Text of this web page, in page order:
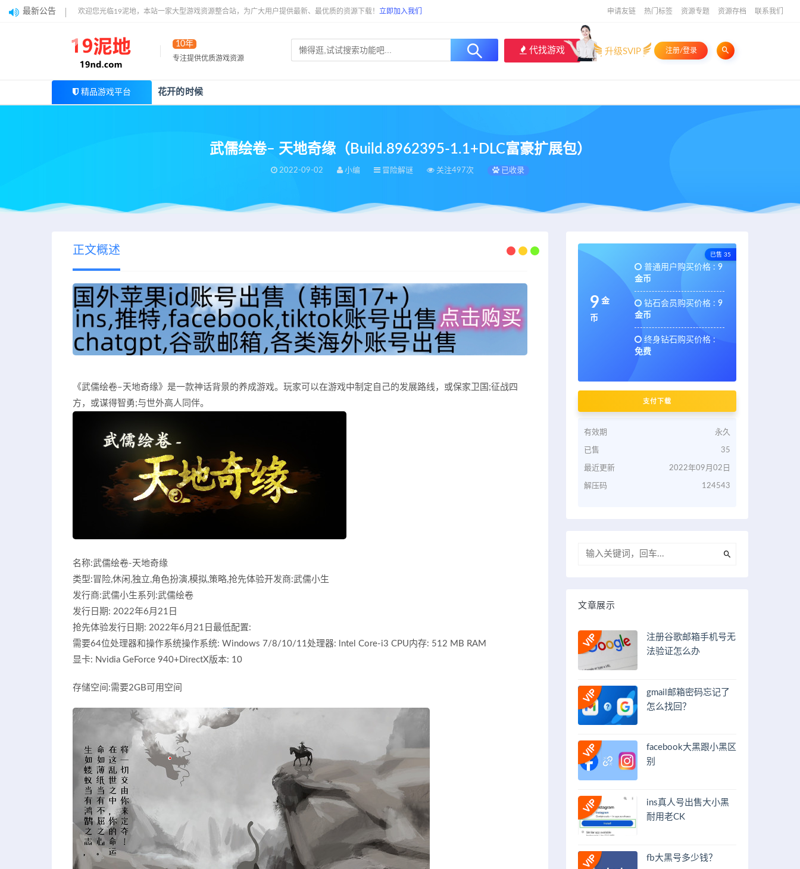
最新公告 欢迎您光临19泥地，本站一家大型游戏资源整合站，为广大用户提供最新、最优质的资源下载！ 立即加入我们 申请友链 热门标签 资源专题 资源存档 联系我们
10年
专注提供优质游戏资源
代找游戏 升级SVIP 注册/登录
精品游戏平台 花开的时候
武儒绘卷– 天地奇缘（Build.8962395-1.1+DLC富豪扩展包）
2022-09-02 小编 冒险解谜 关注497次 已收录
正文概述
《武儒绘卷–天地奇缘》是一款神话背景的养成游戏。玩家可以在游戏中制定自己的发展路线，或保家卫国;征战四
方，或谋得智勇;与世外高人同伴。
名称:武儒绘卷-天地奇缘
类型:冒险,休闲,独立,角色扮演,模拟,策略,抢先体验开发商:武儒小生
发行商:武儒小生系列:武儒绘卷
发行日期: 2022年6月21日
抢先体验发行日期: 2022年6月21日最低配置:
需要64位处理器和操作系统操作系统: Windows 7/8/10/11处理器: lntel Core-i3 CPU内存: 512 MB RAM
显卡: Nvidia GeForce 940+DirectX版本: 10
存储空间:需要2GB可用空间
已售 35
9 金
币
普通用户购买价格 : 9
金币
钻石会员购买价格 : 9
金币
终身钻石购买价格 :
免费
支付下载
有效期 永久
已售 35
最近更新 2022年09月02日
解压码 124543
文章展示
注册谷歌邮箱手机号无
法验证怎么办
gmail邮箱密码忘记了
怎么找回？
facebook大黑跟小黑区
别
ins真人号出售大小黑
耐用老CK
fb大黑号多少钱？